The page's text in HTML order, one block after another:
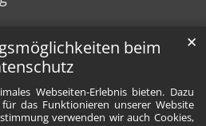
beim
Webseiten-Erlebnis bieten. Dazu
das Funktionieren unserer Website
verwenden wir auch Cookies,
✕